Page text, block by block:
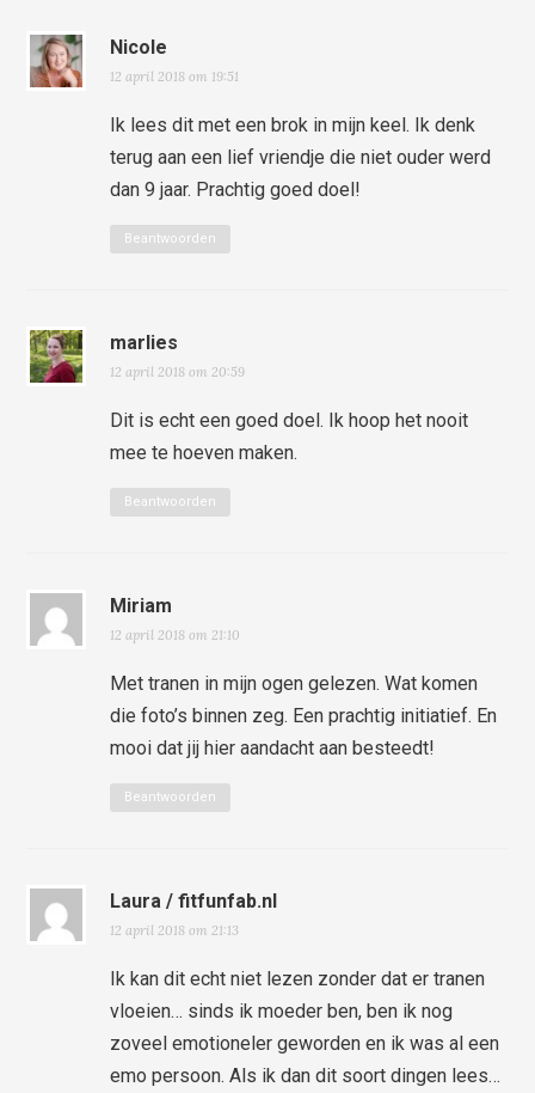
Nicole
12 april 2018 om 19:51
Ik lees dit met een brok in mijn keel. Ik denk
terug aan een lief vriendje die niet ouder werd
dan 9 jaar. Prachtig goed doel!
Beantwoorden
marlies
12 april 2018 om 20:59
Dit is echt een goed doel. Ik hoop het nooit
mee te hoeven maken.
Beantwoorden
Miriam
12 april 2018 om 21:10
Met tranen in mijn ogen gelezen. Wat komen
die foto’s binnen zeg. Een prachtig initiatief. En
mooi dat jij hier aandacht aan besteedt!
Beantwoorden
Laura / fitfunfab.nl
12 april 2018 om 21:13
Ik kan dit echt niet lezen zonder dat er tranen
vloeien… sinds ik moeder ben, ben ik nog
zoveel emotioneler geworden en ik was al een
emo persoon. Als ik dan dit soort dingen lees…